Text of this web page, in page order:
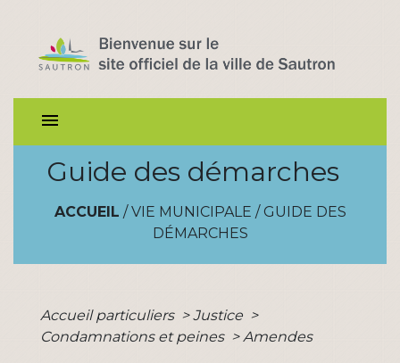
menu
Guide des démarches
ACCUEIL / VIE MUNICIPALE / GUIDE DES
DÉMARCHES
Accueil particuliers > Justice >
Condamnations et peines > Amendes